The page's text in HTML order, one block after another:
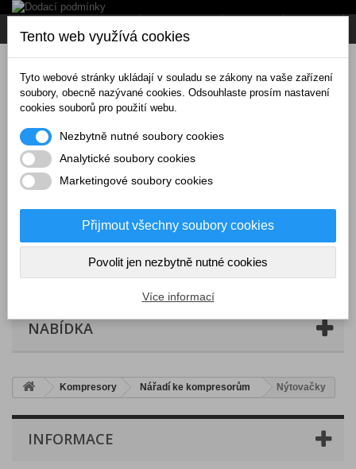
Košík (prázdný)
NABÍDKA
Kompresory Nářadí ke kompresorům Nýtovačky
INFORMACE
Tento web využívá cookies
Tyto webové stránky ukládají v souladu se zákony na vaše zařízení
soubory, obecně nazývané cookies. Odsouhlaste prosím nastavení
cookies souborů pro použití webu.
Nezbytně nutné soubory cookies
Analytické soubory cookies
Marketingové soubory cookies
Přijmout všechny soubory cookies
Povolit jen nezbytně nutné cookies
Více informací